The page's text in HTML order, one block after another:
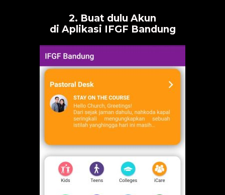
2. Buat dulu Akun
di Aplikasi IFGF Bandung